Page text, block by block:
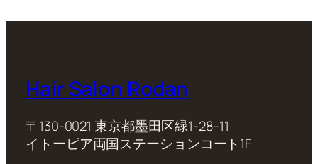
Hair Salon Rodan
〒130-0021 東京都墨田区緑1-28-11
イトーピア両国ステーションコート1F